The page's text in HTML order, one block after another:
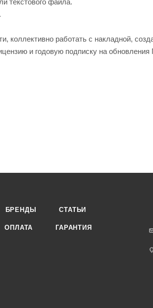
текстового файла.
коллективно работать с накладной,
и годовую подписку на
БРЕНДЫ СТАТЬИ
ОПЛАТА ГАРАНТИЯ